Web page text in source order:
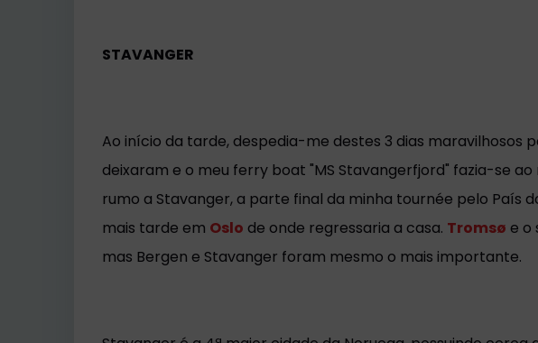
STAVANGER
Ao início da tarde, despedia-me destes 3 dias maravilhosos
deixaram e o meu ferry boat "MS Stavangerfjord" fazia-se
rumo a Stavanger, a parte final da minha tournée pelo País
mais tarde em Oslo de onde regressaria a casa. Tromsø e o
mas Bergen e Stavanger foram mesmo o mais importante.